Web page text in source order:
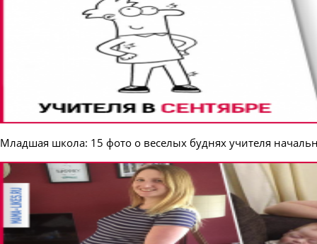
Младшая школа: 15 фото о веселых буднях учителя